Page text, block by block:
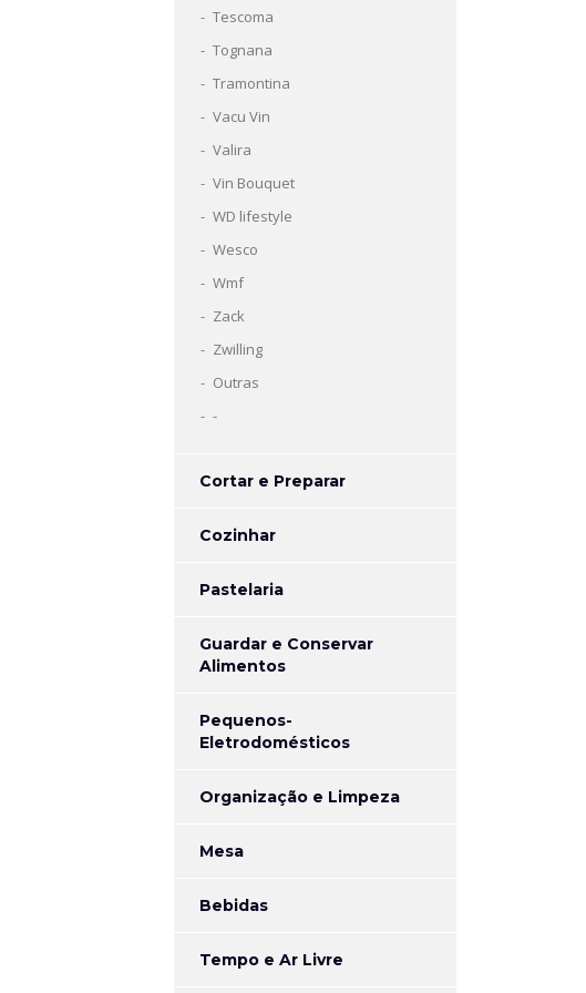
Tescoma
Tognana
Tramontina
Vacu Vin
Valira
Vin Bouquet
WD lifestyle
Wesco
Wmf
Zack
Zwilling
Outras
-
Cortar e Preparar
Cozinhar
Pastelaria
Guardar e Conservar
Alimentos
Pequenos-
Eletrodomésticos
Organização e Limpeza
Mesa
Bebidas
Tempo e Ar Livre